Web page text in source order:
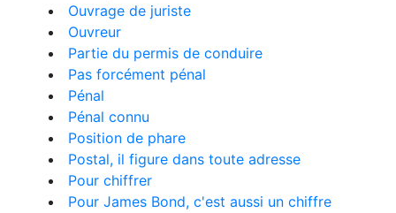
Ouvrage de juriste
Ouvreur
Partie du permis de conduire
Pas forcément pénal
Pénal
Pénal connu
Position de phare
Postal, il figure dans toute adresse
Pour chiffrer
Pour James Bond, c'est aussi un chiffre